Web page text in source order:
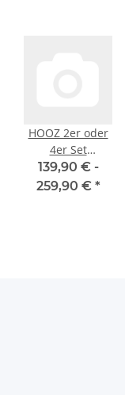
HOOZ 2er oder
4er Set
Esszimmerstühle
mit
139,90 € -
259,90 € *